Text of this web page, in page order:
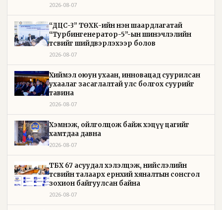
2026-08-07
“ДЦС-3” ТӨХК-ийн нэн шаардлагатай
“Турбингенератор-5”-ын шинэчлэлийн
төсвийг шийдвэрлэхээр болов
2026-08-07
Хиймэл оюун ухаан, инновацад суурилсан
ухаалаг засаглалтай улс болгох суурийг
тавина
2026-08-07
Хэмнэж, ойлголцож байж хэцүү цагийг
хамтдаа давна
2026-08-07
ТБХ 67 асуудал хэлэлцэж, нийслэлийн
төсвийн талаарх ерөнхий хяналтын сонсгол
зохион байгуулсан байна
2026-08-07